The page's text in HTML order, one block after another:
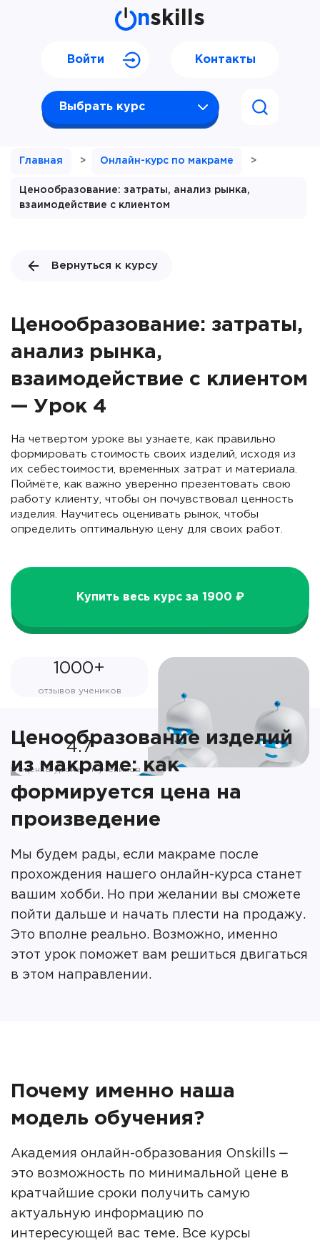
nskills
Выбрать курс
Войти Контакты
Главная > Онлайн-курс по макраме >
Ценообразование: затраты, анализ рынка,
взаимодействие с клиентом
Вернуться к курсу
Ценообразование: затраты,
анализ рынка,
взаимодействие с клиентом
— Урок 4
На четвертом уроке вы узнаете, как правильно
формировать стоимость своих изделий, исходя из
их себестоимости, временных затрат и материала.
Поймёте, как важно уверенно презентовать свою
работу клиенту, чтобы он почувствовал ценность
изделия. Научитесь оценивать рынок, чтобы
определить оптимальную цену для своих работ.
Купить весь курс за 1900 ₽
1000+
отзывов учеников
4.7
оценка урока от учеников
Ценообразование изделий
из макраме: как
формируется цена на
произведение
Мы будем рады, если макраме после
прохождения нашего онлайн-курса станет
вашим хобби. Но при желании вы сможете
пойти дальше и начать плести на продажу.
Это вполне реально. Возможно, именно
этот урок поможет вам решиться двигаться
в этом направлении.
Почему именно наша
модель обучения?
Академия онлайн-образования Onskills ‒
это возможность по минимальной цене в
кратчайшие сроки получить самую
актуальную информацию по
интересующей вас теме. Все курсы